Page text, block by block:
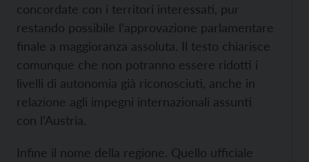
concordate con i territori interessati, pur
restando possibile l’approvazione parlamentare
finale a maggioranza assoluta. Il testo chiarisce
comunque che non potranno essere ridotti i
livelli di autonomia già riconosciuti, anche in
relazione agli impegni internazionali assunti
con l’Austria.
Infine il nome della regione. Quello ufficiale